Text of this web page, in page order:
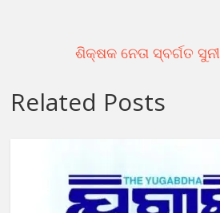
ଶିକ୍ଷକ ନେତା ସ୍ବର୍ଗତ
Related Posts